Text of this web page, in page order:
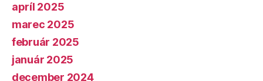
apríl 2025
marec 2025
február 2025
január 2025
december 2024